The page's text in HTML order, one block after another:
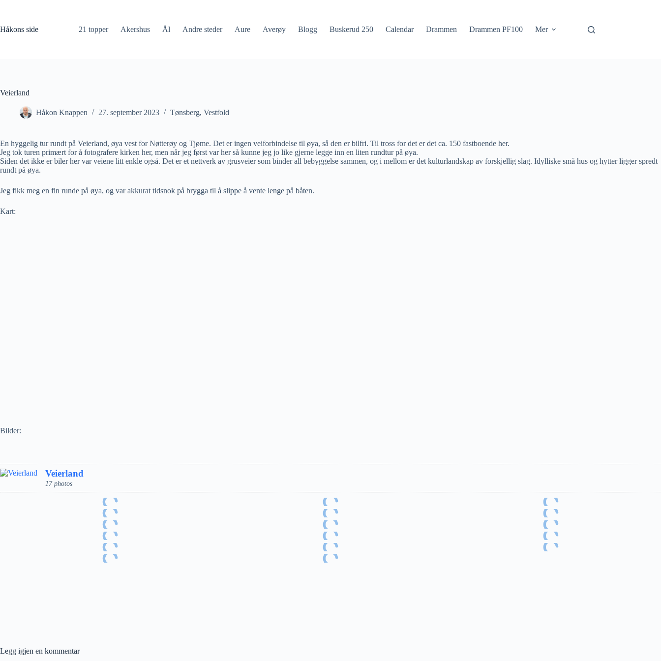
Håkons side
21 topper Akershus Ål Andre steder Aure Averøy Blogg Buskerud 250 Calendar Drammen Drammen PF100 Mer
Veierland
Håkon Knappen 27. september 2023 Tønsberg, Vestfold
En hyggelig tur rundt på Veierland, øya vest for Nøtterøy og Tjøme. Det er ingen veiforbindelse til øya, så den er bilfri. Til tross for det er det ca. 150 fastboende her.
Jeg tok turen primært for å fotografere kirken her, men når jeg først var her så kunne jeg jo like gjerne legge inn en liten rundtur på øya.
Siden det ikke er biler her var veiene litt enkle også. Det er et nettverk av grusveier som binder all bebyggelse sammen, og i mellom er det kulturlandskap av forskjellig slag. Idylliske små hus og hytter ligger spredt
rundt på øya.
Jeg fikk meg en fin runde på øya, og var akkurat tidsnok på brygga til å slippe å vente lenge på båten.
Kart:
Bilder:
Veierland
17 photos
Legg igjen en kommentar